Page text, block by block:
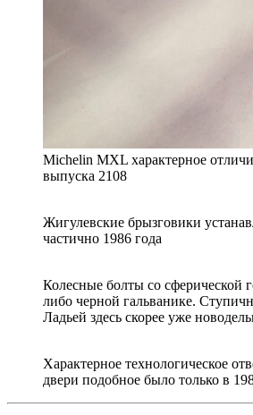
Michelin MXL характерное
выпуска 2108
Жигулевские брызговики
частично 1986 года
Колесные болты со сферической
либо черной гальванике.
Ладьей здесь скорее уже
Характерное технологическое
двери подобное было только в